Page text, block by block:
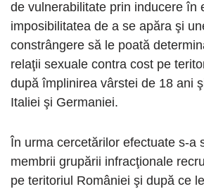
de vulnerabilitate prin inducere în
imposibilitatea de a se apăra şi
constrângere să le poată
relaţii sexuale contra cost pe
după împlinirea vârstei de 18 ani
Italiei şi Germaniei.
În urma cercetărilor efectuate s-a
membrii grupării infracţionale
pe teritoriul României şi după ce